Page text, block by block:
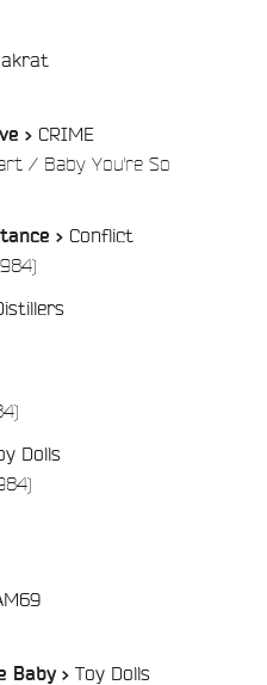
> CRIME
/ Baby You're So
> Conflict
/
/
Dolls
/
Baby > Toy Dolls